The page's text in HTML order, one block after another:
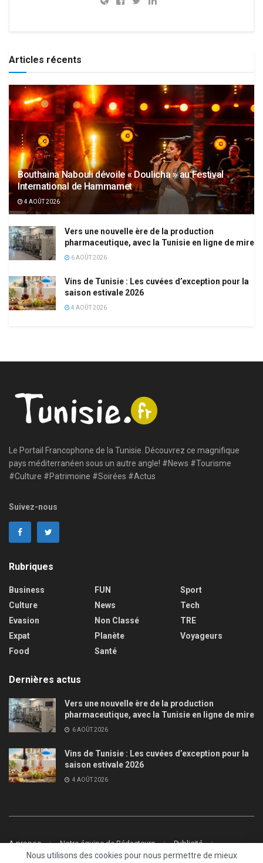
Articles récents
Bouthaina Nabouli dévoile « Doulicha » au Festival
International de Hammamet
4 AOÛT 2026
Vers une nouvelle ère de la production
pharmaceutique, avec la Tunisie en ligne de mire
6 AOÛT 2026
Vins de Tunisie : Les cuvées d’exception pour la
saison estivale 2026
4 AOÛT 2026
Le Portail Francophone de la Tunisie. Découvrez ce magnifique
pays méditerranéen sous un autre angle! #News #Tourisme
#Culture #Patrimoine #Soirées #Actus
Suivez-nous
Rubriques
Business
Culture
Evasion
Expat
Food
FUN
News
Non Classé
Planète
Santé
Sport
Tech
TRE
Voyageurs
Dernières actus
Vers une nouvelle ère de la production
pharmaceutique, avec la Tunisie en ligne de mire
6 AOÛT 2026
Vins de Tunisie : Les cuvées d’exception pour la
saison estivale 2026
4 AOÛT 2026
A propos Notre équipe de Rédacteurs
Publicité
ContactNous utilisons des cookies pour nous permettre de mieux